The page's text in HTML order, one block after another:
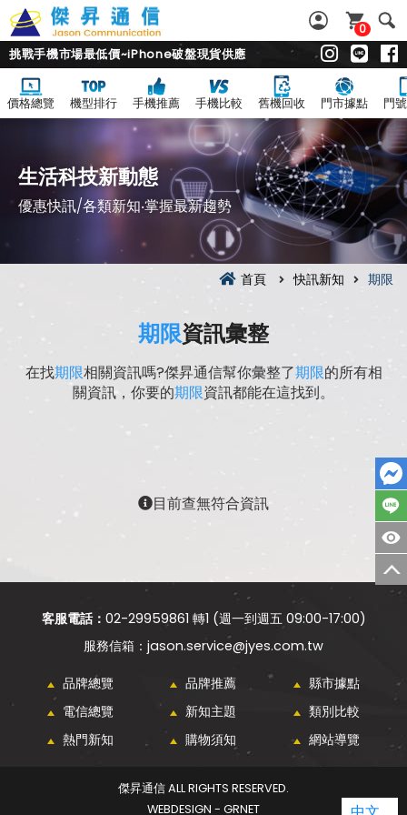
0
挑戰手機市場最低價~iPhone破盤現貨供應
價格總覽 機型排行 手機推薦 手機比較 舊機回收 門市據點 門
生活科技新動態
優惠快訊/各類新知‧掌握最新趨勢
首頁 快訊新知 期限
期限資訊彙整
在找期限相關資訊嗎?傑昇通信幫你彙整了期限的所有相
關資訊，你要的期限資訊都能在這找到。
目前查無符合資訊
客服電話： 02-29959861 轉1 (週一到週五 09:00-17:00)
jason.service@jyes.com.tw
品牌總覽 品牌推薦
縣市據點
電信總覽
新知主題
類別比較
熱門新知
購物須知 網站導覽
傑昇通信 ALL RIGHTS RESERVED.
WEBDESIGN - GRNET